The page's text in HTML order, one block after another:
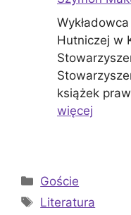
Hutniczej w
książek
więcej
Kategorie
Goście
Tagi
Literatura